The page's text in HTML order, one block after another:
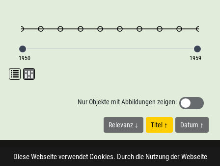
1950 1959
Relevanz Titel Datum
Nur Objekte mit Abbildungen zeigen:
Diese Webseite verwendet Cookies. Durch die Nutzung der Webseite